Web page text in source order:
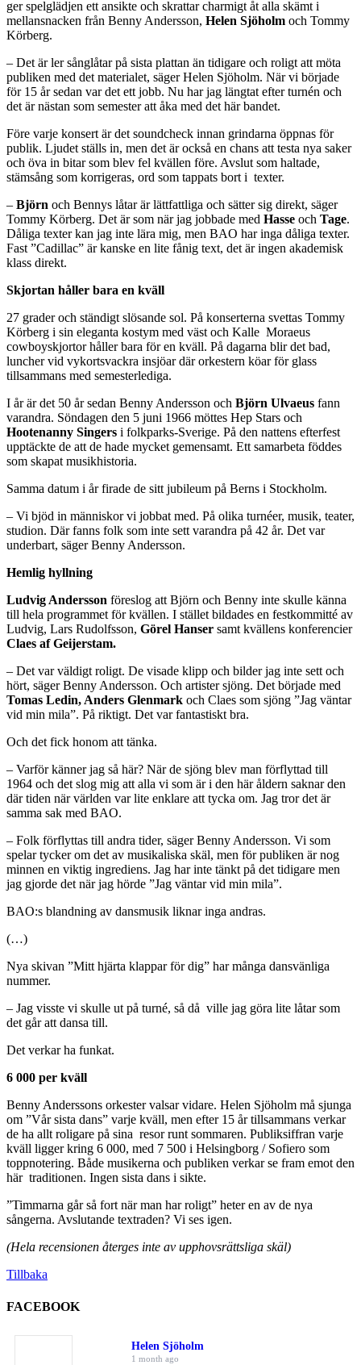
ger spelglädjen ett ansikte och skrattar charmigt åt alla skämt i
mellansnacken från Benny Andersson, Helen Sjöholm och Tommy
Körberg.
– Det är ler sånglåtar på sista plattan än tidigare och roligt att möta
publiken med det materialet, säger Helen Sjöholm. När vi började
för 15 år sedan var det ett jobb. Nu har jag längtat efter turnén och
det är nästan som semester att åka med det här bandet.
Före varje konsert är det soundcheck innan grindarna öppnas för
publik. Ljudet ställs in, men det är också en chans att testa nya saker
och öva in bitar som blev fel kvällen före. Avslut som haltade,
stämsång som korrigeras, ord som tappats bort i texter.
– Björn och Bennys låtar är lättfattliga och sätter sig direkt, säger
Tommy Körberg. Det är som när jag jobbade med Hasse och Tage.
Dåliga texter kan jag inte lära mig, men BAO har inga dåliga texter.
Fast ”Cadillac” är kanske en lite fånig text, det är ingen akademisk
klass direkt.
Skjortan håller bara en kväll
27 grader och ständigt slösande sol. På konserterna svettas Tommy
Körberg i sin eleganta kostym med väst och Kalle Moraeus
cowboyskjortor håller bara för en kväll. På dagarna blir det bad,
luncher vid vykortsvackra insjöar där orkestern köar för glass
tillsammans med semesterlediga.
I år är det 50 år sedan Benny Andersson och Björn Ulvaeus fann
varandra. Söndagen den 5 juni 1966 möttes Hep Stars och
Hootenanny Singers i folkparks-Sverige. På den nattens efterfest
upptäckte de att de hade mycket gemensamt. Ett samarbeta föddes
som skapat musikhistoria.
Samma datum i år firade de sitt jubileum på Berns i Stockholm.
– Vi bjöd in människor vi jobbat med. På olika turnéer, musik, teater,
studion. Där fanns folk som inte sett varandra på 42 år. Det var
underbart, säger Benny Andersson.
Hemlig hyllning
Ludvig Andersson föreslog att Björn och Benny inte skulle känna
till hela programmet för kvällen. I stället bildades en festkommitté av
Ludvig, Lars Rudolfsson, Görel Hanser samt kvällens konferencier
Claes af Geijerstam.
– Det var väldigt roligt. De visade klipp och bilder jag inte sett och
hört, säger Benny Andersson. Och artister sjöng. Det började med
Tomas Ledin, Anders Glenmark och Claes som sjöng ”Jag väntar
vid min mila”. På riktigt. Det var fantastiskt bra.
Och det fick honom att tänka.
– Varför känner jag så här? När de sjöng blev man förflyttad till
1964 och det slog mig att alla vi som är i den här åldern saknar den
där tiden när världen var lite enklare att tycka om. Jag tror det är
samma sak med BAO.
– Folk förflyttas till andra tider, säger Benny Andersson. Vi som
spelar tycker om det av musikaliska skäl, men för publiken är nog
minnen en viktig ingrediens. Jag har inte tänkt på det tidigare men
jag gjorde det när jag hörde ”Jag väntar vid min mila”.
BAO:s blandning av dansmusik liknar inga andras.
(…)
Nya skivan ”Mitt hjärta klappar för dig” har många dansvänliga
nummer.
– Jag visste vi skulle ut på turné, så då ville jag göra lite låtar som
det går att dansa till.
Det verkar ha funkat.
6 000 per kväll
Benny Anderssons orkester valsar vidare. Helen Sjöholm må sjunga
om ”Vår sista dans” varje kväll, men efter 15 år tillsammans verkar
de ha allt roligare på sina resor runt sommaren. Publiksiffran varje
kväll ligger kring 6 000, med 7 500 i Helsingborg / Sofiero som
toppnotering. Både musikerna och publiken verkar se fram emot den
här traditionen. Ingen sista dans i sikte.
”Timmarna går så fort när man har roligt” heter en av de nya
sångerna. Avslutande textraden? Vi ses igen.
(Hela recensionen återges inte av upphovsrättsliga skäl)
Tillbaka
FACEBOOK
Helen Sjöholm
1 month ago